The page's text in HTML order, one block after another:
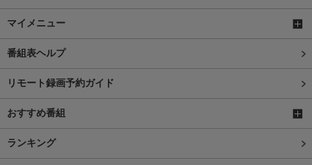
マイメニュー
番組表ヘルプ
リモート録画予約ガイド
おすすめ番組
ランキング